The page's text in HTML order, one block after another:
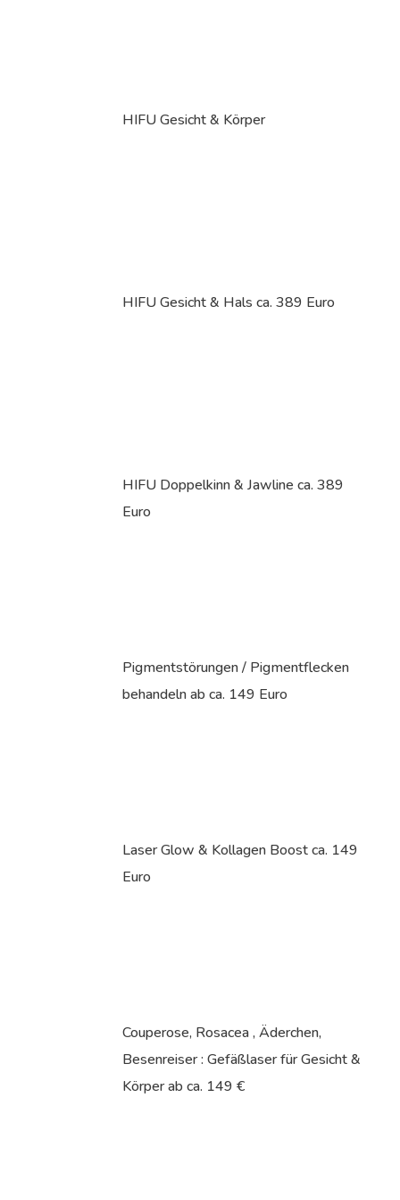
HIFU Gesicht & Körper
HIFU Gesicht & Hals ca. 389 Euro
HIFU Doppelkinn & Jawline ca. 389
Euro
Pigmentstörungen / Pigmentflecken
behandeln ab ca. 149 Euro
Laser Glow & Kollagen Boost ca. 149
Euro
Couperose, Rosacea , Äderchen,
Besenreiser : Gefäßlaser für Gesicht &
Körper ab ca. 149 €